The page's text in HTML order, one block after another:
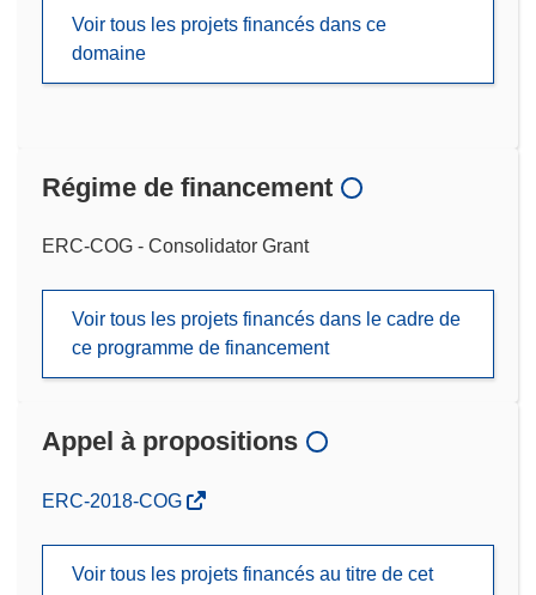
Voir tous les projets financés dans ce
domaine
Régime de financement
ERC-COG - Consolidator Grant
Voir tous les projets financés dans le cadre de
ce programme de financement
Appel à propositions
(s’ouvre
nouvelle
ERC-2018-COG
Voir tous les projets financés au titre de cet